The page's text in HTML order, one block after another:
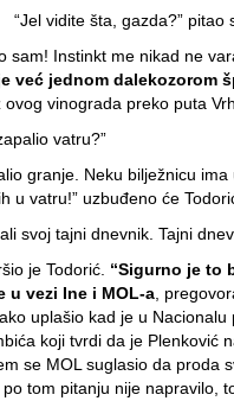
“Jel vidite šta, gazda?” pitao
sam! Instinkt me nikad ne
već jednom dalekozorom
ovog vinograda preko puta
vatru?”
granje. Neku bilježnicu
u vatru!” uzbuđeno će
svoj tajni dnevnik. Tajni
je Todorić. “Sigurno je to
u vezi Ine i MOL-a ,
uplašio kad je u
koji tvrdi da je Plenković
se MOL suglasio da proda
tom pitanju nije napravilo,